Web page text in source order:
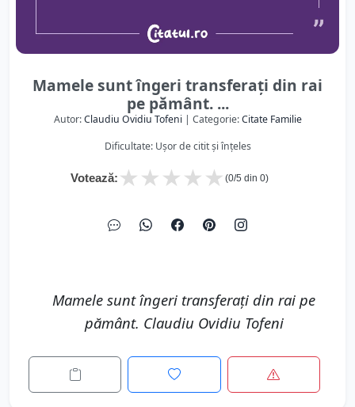
Mamele sunt îngeri transferați din rai
pe pământ. ...
Autor:Claudiu Ovidiu Tofeni| Categorie:Citate Familie
Dificultate: Ușor de citit și înțeles
Votează: ★
★
★
★
★ (0/5 din 0)
Mamele sunt îngeri transferați din rai pe
pământ. Claudiu Ovidiu Tofeni